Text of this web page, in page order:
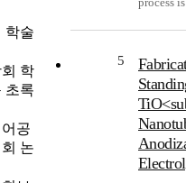
학술
학
초록
공
논
physical
generally
gases,
5